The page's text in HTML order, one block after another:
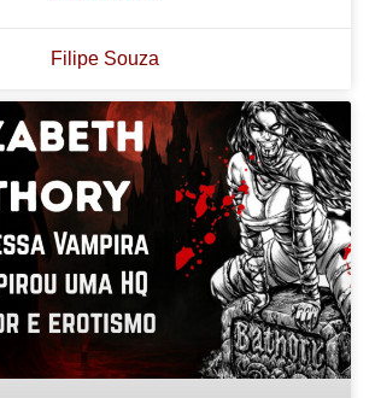
Filipe Souza